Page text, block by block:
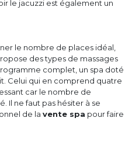
le jacuzzi est également un
le nombre de places idéal,
des types de massages
complet, un spa doté
Celui qui en comprend quatre
car le nombre de
Il ne faut pas hésiter à se
de la vente spa pour faire